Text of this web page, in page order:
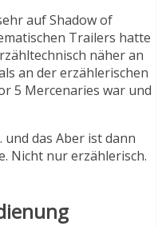
auf Shadow of
Trailers hatte
näher an
an der erzählerischen
5 Mercenaries war und
und das Aber ist dann
Nicht nur erzählerisch.